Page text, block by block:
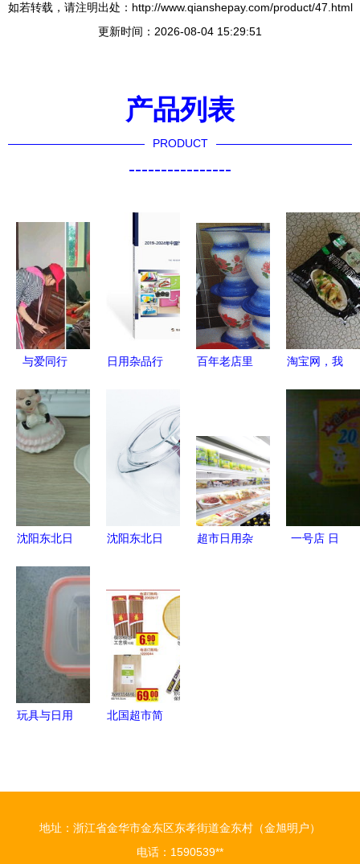
如若转载，请注明出处：http://www.qianshepay.com/product/47.html
更新时间：2026-08-04 15:29:51
产品列表
PRODUCT
----------------
与爱同行
乡学区党支
部开展主题
党日活动
传递温暖日
日用杂品行
讯网深度研
究解析市场
趋势与未来
百年老店里
搓衣板与消
失的日常
淘宝网，我
——记与天
猫超市圆蓝
瓶装蓝莓汁
的日常邂逅
沈阳东北日
兴恒峰日杂
批发部 辽
宁地区餐具
批发的优质
选择
沈阳东北日
0.65升高端
钢化玻璃珍
珠水晶煲
4127全方
位解析
超市日用杂
一号店 日
玩具与日用
北国超市简
地址：浙江省金华市金东区东孝街道金东村（金旭明户）
电话：1590539**